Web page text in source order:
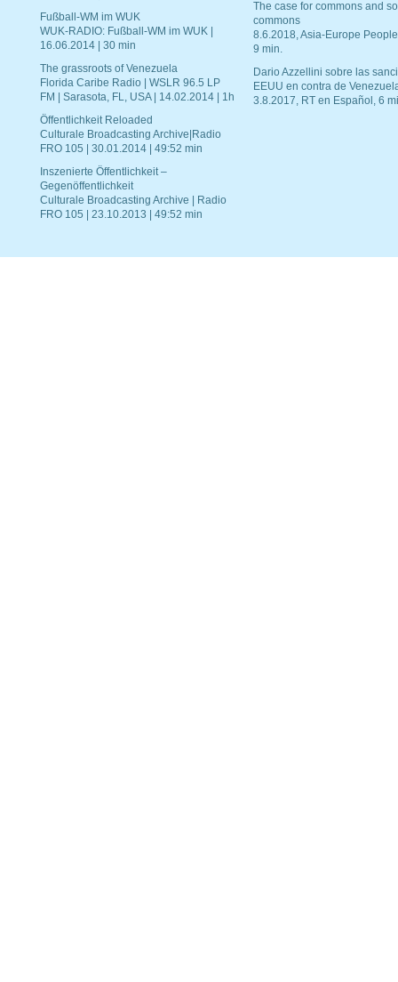
Fußball-WM im WUK
WUK-RADIO: Fußball-WM im WUK |
16.06.2014 | 30 min
The grassroots of Venezuela
Florida Caribe Radio | WSLR 96.5 LP
FM | Sarasota, FL, USA | 14.02.2014 | 1h
Öffentlichkeit Reloaded
Culturale Broadcasting Archive|Radio
FRO 105 | 30.01.2014 | 49:52 min
Inszenierte Öffentlichkeit –
Gegenöffentlichkeit
Culturale Broadcasting Archive | Radio
FRO 105 | 23.10.2013 | 49:52 min
The case for commons and
commons
8.6.2018, Asia-Europe
9 min.
Dario Azzellini sobre las
EEUU en contra de
3.8.2017, RT en Español, 6